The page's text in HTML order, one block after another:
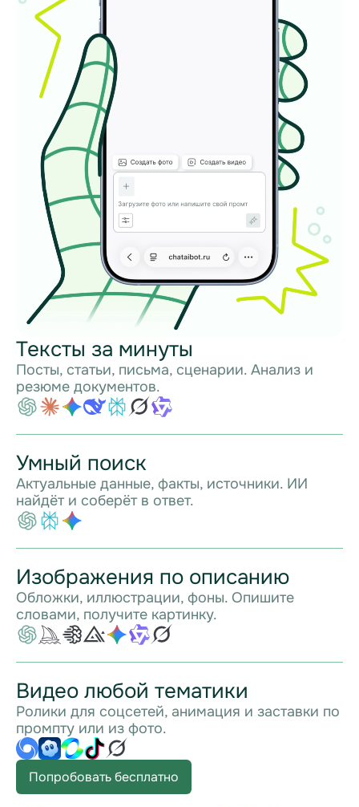
Тексты за минуты
Посты, статьи, письма, сценарии. Анализ и
резюме документов.
Умный поиск
Актуальные данные, факты, источники. ИИ
найдёт и соберёт в ответ.
Изображения по описанию
Обложки, иллюстрации, фоны. Опишите
словами, получите картинку.
Видео любой тематики
Ролики для соцсетей, анимация и заставки по
промпту или из фото.
Попробовать бесплатно